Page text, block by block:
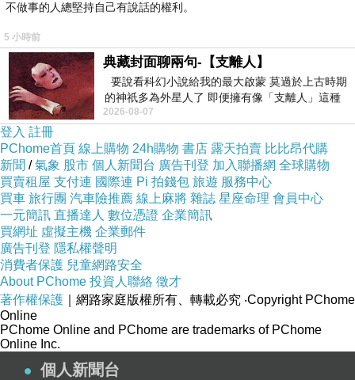
不做事的人總堅持自己有說話的權利。
5 小時前
典藏封面聊兩句-【支離人】
要說看科幻小說給我的最大啟蒙 莫過於上古時期
的神祇多為外星人了 即便擁有像「支離人」這種
驚世駭俗的神通法門 也未必讀
2026-08-07
登入 註冊
PChome首頁 線上購物 24h購物 書店 露天拍賣 比比昂代購
新聞 /氣象 股市 個人新聞台 廣告刊登 加入聯播網 全球購物
買賣租屋 支付連 國際連 Pi 拍錢包 旅遊 服務中心
買車 旅行團 汽車險推薦 線上麻將 雜誌 星座命理 會員中心
一元簡訊 直播達人 數位憑證 企業簡訊
買網址 虛擬主機 企業郵件
廣告刊登 隱私權聲明
消費者保護 兒童網路安全
About PChome 投資人聯絡 徵才
著作權保護 ｜網路家庭版權所有、轉載必究 ‧Copyright PChome
Online
PChome Online and PChome are trademarks of PChome
Online Inc.
個人新聞台